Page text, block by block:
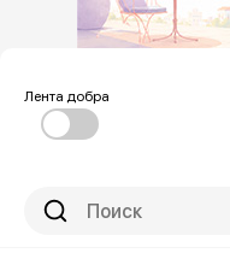
Лента добра